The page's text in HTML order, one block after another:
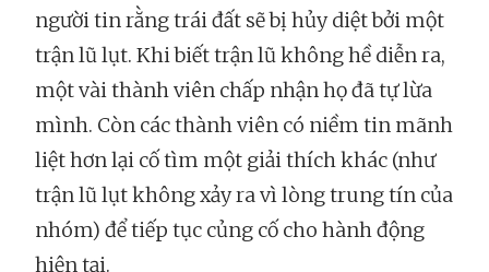
người tin rằng trái đất sẽ bị hủy diệt bởi một
trận lũ lụt. Khi biết trận lũ không hề diễn ra,
một vài thành viên chấp nhận họ đã tự lừa
mình. Còn các thành viên có niềm tin mãnh
liệt hơn lại cố tìm một giải thích khác (như
trận lũ lụt không xảy ra vì lòng trung tín của
nhóm) để tiếp tục củng cố cho hành động
hiện tại.